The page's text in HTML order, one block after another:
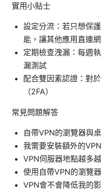
實用小貼士
設定分流：若只想保
能，讓其他應用直連
定期檢查洩漏：每週
漏測試
配合雙因素認證：對
（2FA）
常見問題解答
自帶VPN的瀏覽器與
我需要安裝額外的
VPN伺服器地點越多
使用自帶VPN的瀏覽
VPN會不會降低我的